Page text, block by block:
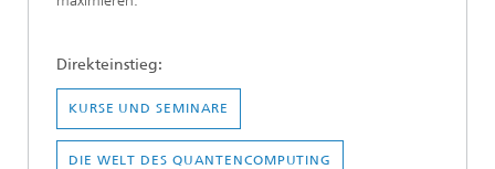
Direkteinstieg:
KURSE UND SEMINARE
DIE WELT DES QUANTENCOMPUTING